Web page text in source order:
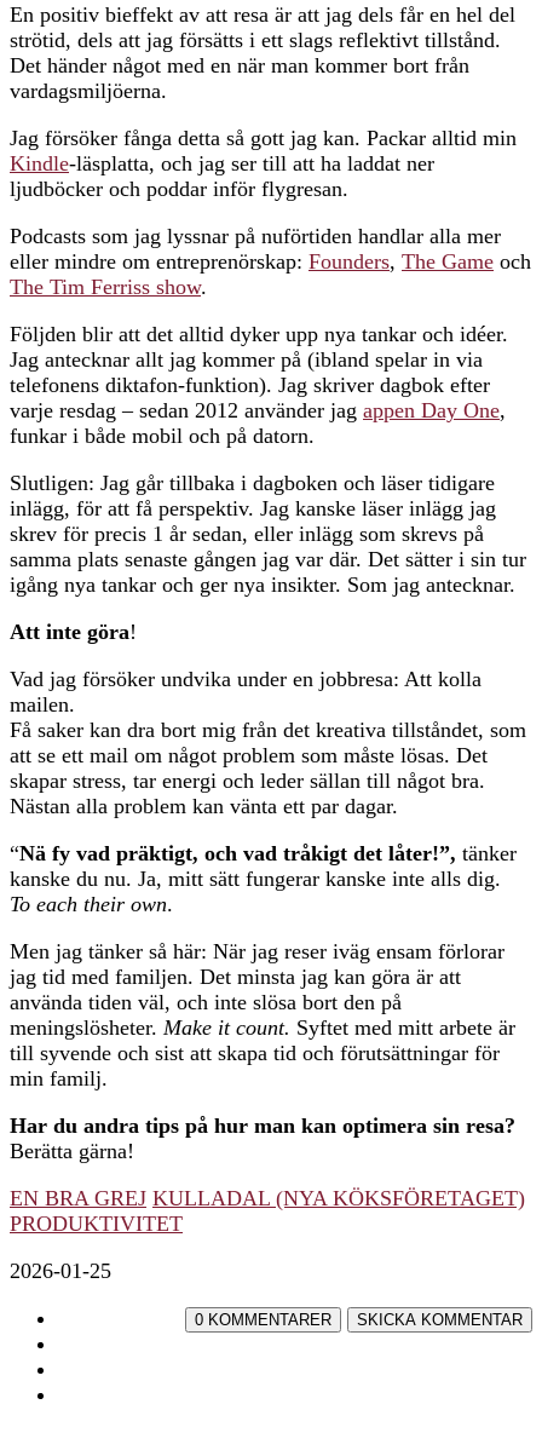
En positiv bieffekt av att resa är att jag dels får en hel del
strötid, dels att jag försätts i ett slags reflektivt tillstånd.
Det händer något med en när man kommer bort från
vardagsmiljöerna.
Jag försöker fånga detta så gott jag kan. Packar alltid min
Kindle-läsplatta, och jag ser till att ha laddat ner
ljudböcker och poddar inför flygresan.
Podcasts som jag lyssnar på nuförtiden handlar alla mer
eller mindre om entreprenörskap: Founders, The Game och
The Tim Ferriss show.
Följden blir att det alltid dyker upp nya tankar och idéer.
Jag antecknar allt jag kommer på (ibland spelar in via
telefonens diktafon-funktion). Jag skriver dagbok efter
varje resdag – sedan 2012 använder jag appen Day One,
funkar i både mobil och på datorn.
Slutligen: Jag går tillbaka i dagboken och läser tidigare
inlägg, för att få perspektiv. Jag kanske läser inlägg jag
skrev för precis 1 år sedan, eller inlägg som skrevs på
samma plats senaste gången jag var där. Det sätter i sin tur
igång nya tankar och ger nya insikter. Som jag antecknar.
Att inte göra!
Vad jag försöker undvika under en jobbresa: Att kolla
mailen.
Få saker kan dra bort mig från det kreativa tillståndet, som
att se ett mail om något problem som måste lösas. Det
skapar stress, tar energi och leder sällan till något bra.
Nästan alla problem kan vänta ett par dagar.
“Nä fy vad präktigt, och vad tråkigt det låter!”, tänker
kanske du nu. Ja, mitt sätt fungerar kanske inte alls dig.
To each their own.
Men jag tänker så här: När jag reser iväg ensam förlorar
jag tid med familjen. Det minsta jag kan göra är att
använda tiden väl, och inte slösa bort den på
meningslösheter. Make it count. Syftet med mitt arbete är
till syvende och sist att skapa tid och förutsättningar för
min familj.
Har du andra tips på hur man kan optimera sin resa?
Berätta gärna!
EN BRA GREJ KULLADAL (NYA KÖKSFÖRETAGET)
PRODUKTIVITET
2026-01-25